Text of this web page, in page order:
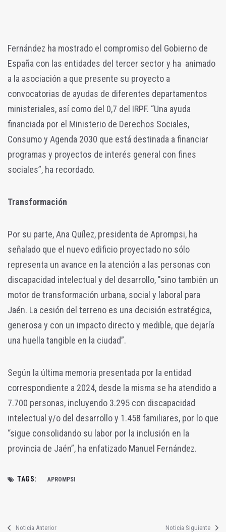
Fernández ha mostrado el compromiso del Gobierno de
España con las entidades del tercer sector y ha animado
a la asociación a que presente su proyecto a
convocatorias de ayudas de diferentes departamentos
ministeriales, así como del 0,7 del IRPF. “Una ayuda
financiada por el Ministerio de Derechos Sociales,
Consumo y Agenda 2030 que está destinada a financiar
programas y proyectos de interés general con fines
sociales”, ha recordado.
Transformación
Por su parte, Ana Quílez, presidenta de Aprompsi, ha
señalado que el nuevo edificio proyectado no sólo
representa un avance en la atención a las personas con
discapacidad intelectual y del desarrollo, "sino también un
motor de transformación urbana, social y laboral para
Jaén. La cesión del terreno es una decisión estratégica,
generosa y con un impacto directo y medible, que dejaría
una huella tangible en la ciudad”.
Según la última memoria presentada por la entidad
correspondiente a 2024, desde la misma se ha atendido a
7.700 personas, incluyendo 3.295 con discapacidad
intelectual y/o del desarrollo y 1.458 familiares, por lo que
“sigue consolidando su labor por la inclusión en la
provincia de Jaén”, ha enfatizado Manuel Fernández.
TAGS: APROMPSI
Noticia Anterior Noticia Siguiente